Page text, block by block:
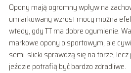
Opony mają ogromny wpływ na
umiarkowany wzrost mocy można
wtedy, gdy TT ma dobre ogumienie.
markowe opony o sportowym, ale
semi-slicki sprawdzą się na torze,
jeździe potrafią być bardzo zdradliwe.